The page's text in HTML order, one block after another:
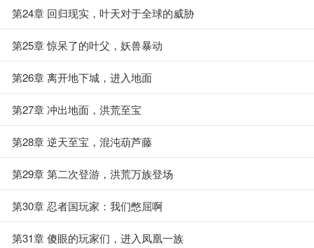
第24章 回归现实，叶天对于全球的威胁
第25章 惊呆了的叶父，妖兽暴动
第26章 离开地下城，进入地面
第27章 冲出地面，洪荒至宝
第28章 逆天至宝，混沌葫芦藤
第29章 第二次登游，洪荒万族登场
第30章 忍者国玩家：我们憋屈啊
第31章 傻眼的玩家们，进入凤凰一族